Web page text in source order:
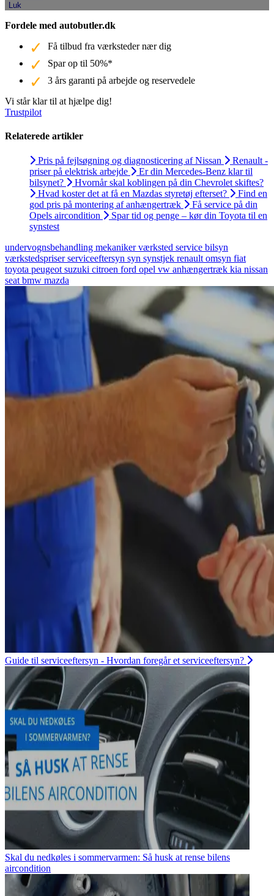
Luk
Fordele med autobutler.dk
Få tilbud fra værksteder nær dig
Spar op til 50%*
3 års garanti på arbejde og reservedele
Vi står klar til at hjælpe dig!
Trustpilot
Relaterede artikler
Pris på fejlsøgning og diagnosticering af Nissan
Renault -
priser på elektrisk arbejde
Er din Mercedes-Benz klar til
bilsynet?
Hvornår skal koblingen på din Chevrolet skiftes?
Hvad koster det at få en Mazdas styretøj efterset?
Find en
god pris på montering af anhængertræk
Få service på din
Opels aircondition
Spar tid og penge – kør din Toyota til en
synstest
undervognsbehandling mekanikerværksted service bilsyn
værkstedspriserserviceeftersyn syn synstjek renault omsyn fiat
toyota peugeot suzuki citroen ford opel vw anhængertræk kia nissan
seat bmw mazda
Guide til serviceeftersyn - Hvordan foregår et serviceeftersyn?
Skal du nedkøles i sommervarmen: Så husk at rense bilens
aircondition